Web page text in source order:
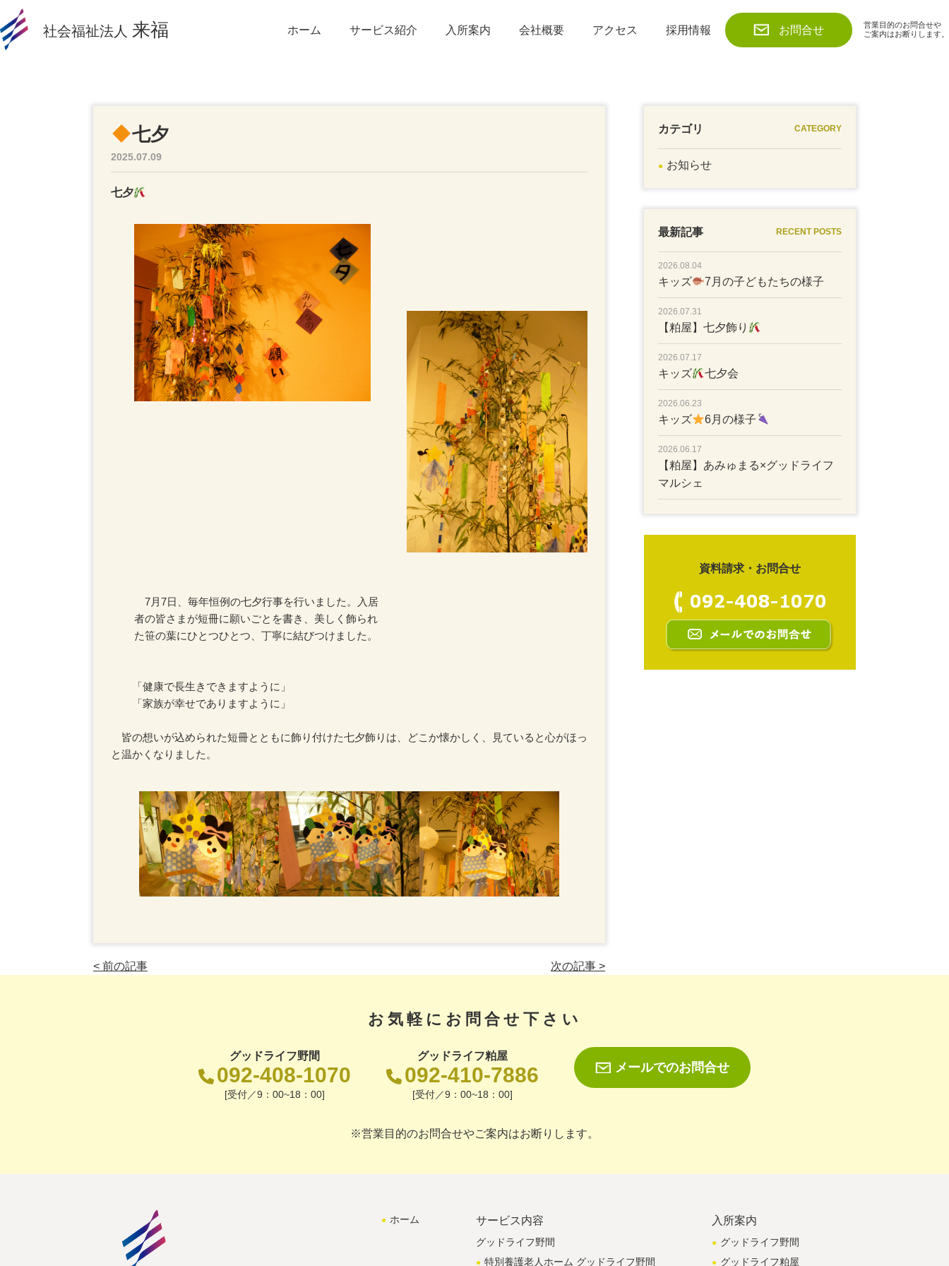
社会福祉法人 来福 お問合せ
営業目的のお問合せや
ご案内はお断りします。
ホーム サービス紹介 入所案内 会社概要 アクセス 採用情報
七夕
2025.07.09
七夕
7月7日、毎年恒例の七夕行事を行いました。入居
者の皆さまが短冊に願いごとを書き、美しく飾られ
た笹の葉にひとつひとつ、丁寧に結びつけました。
「健康で長生きできますように」
「家族が幸せでありますように」
皆の想いが込められた短冊とともに飾り付けた七夕飾りは、どこか懐かしく、見ていると心がほっ
と温かくなりました。
< 前の記事 次の記事 >
カテゴリ CATEGORY
お知らせ
最新記事 RECENT POSTS
2026.08.04
キッズ 7月の子どもたちの様子
2026.07.31
【粕屋】七夕飾り
2026.07.17
キッズ 七夕会
2026.06.23
キッズ 6月の様子
2026.06.17
【粕屋】あみゅまる×グッドライフ
マルシェ
資料請求・お問合せ
お気軽にお問合せ下さい
グッドライフ野間
092-408-1070
[受付／9：00~18：00]
グッドライフ粕屋
092-410-7886
[受付／9：00~18：00]
メールでのお問合せ
※営業目的のお問合せやご案内はお断りします。
ホーム サービス内容
グッドライフ野間
特別養護老人ホーム グッドライフ野間
入所案内
グッドライフ野間
グッドライフ粕屋